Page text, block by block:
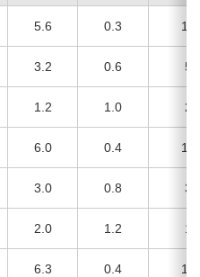
5.6 0.3
3.2 0.6
1.2 1.0
6.0 0.4
3.0 0.8
2.0 1.2
6.3 0.4